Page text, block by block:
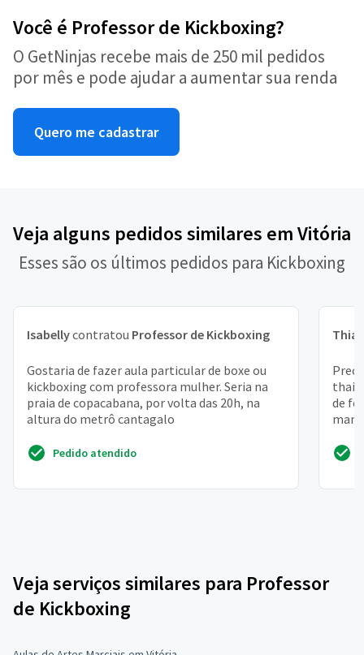
Você é Professor de Kickboxing?
O GetNinjas recebe mais de 250 mil pedidos
por mês e pode ajudar a aumentar sua renda
Quero me cadastrar
Veja alguns pedidos similares em Vitória
Esses são os últimos pedidos para Kickboxing
Isabellycontratou Professor de Kickboxing
Gostaria de fazer aula particular de boxe ou
kickboxing com professora mulher. Seria na
praia de copacabana, por volta das 20h, na
altura do metrô cantagalo
Pedido atendido
thai
de
Veja serviços similares para Professor
de Kickboxing